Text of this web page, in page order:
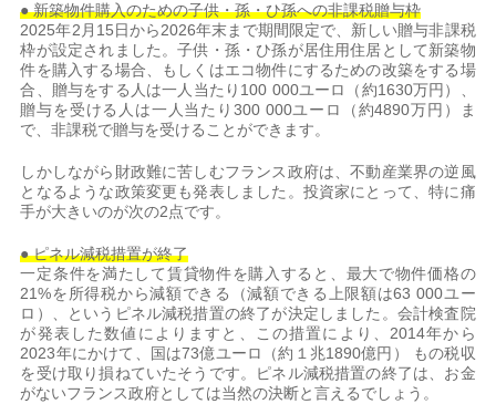
● 新築物件購入のための子供・孫・ひ孫への非課税贈与枠
2025年2月15日から2026年末まで期間限定で、新しい贈与非課税
枠が設定されました。子供・孫・ひ孫が居住用住居として新築物
件を購入する場合、もしくはエコ物件にするための改築をする場
合、贈与をする人は一人当たり100 000ユーロ（約1630万円）、
贈与を受ける人は一人当たり300 000ユーロ（約4890万円）ま
で、非課税で贈与を受けることができます。
しかしながら財政難に苦しむフランス政府は、不動産業界の逆風
となるような政策変更も発表しました。投資家にとって、特に痛
手が大きいのが次の2点です。
● ピネル減税措置が終了
一定条件を満たして賃貸物件を購入すると、最大で物件価格の
21%を所得税から減額できる（減額できる上限額は63 000ユー
ロ）、というピネル減税措置の終了が決定しました。会計検査院
が発表した数値によりますと、この措置により、2014年から
2023年にかけて、国は73億ユーロ（約１兆1890億円） もの税収
を受け取り損ねていたそうです。ピネル減税措置の終了は、お金
がないフランス政府としては当然の決断と言えるでしょう。